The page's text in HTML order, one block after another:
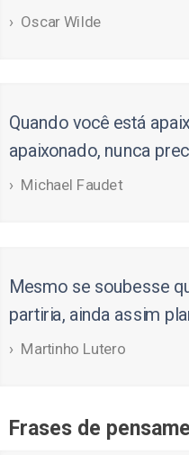
Oscar Wilde
Quando você está
apaixonado, nunca
Michael Faudet
Mesmo se soubesse
partiria, ainda assim
Martinho Lutero
Frases de